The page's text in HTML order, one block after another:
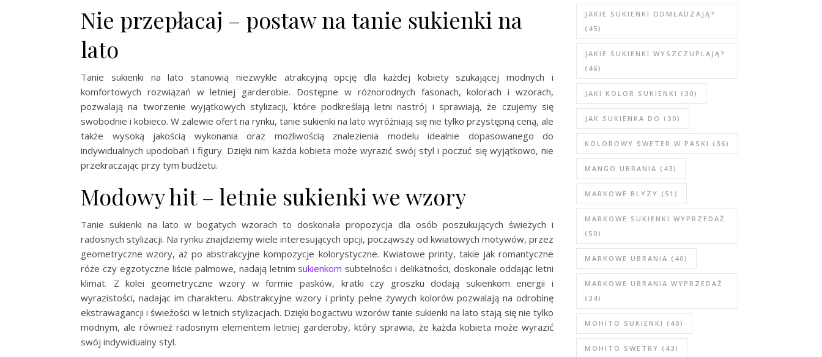
Nie przepłacaj – postaw na tanie sukienki na
lato
Tanie sukienki na lato stanowią niezwykle atrakcyjną opcję dla każdej kobiety szukającej modnych i
komfortowych rozwiązań w letniej garderobie. Dostępne w różnorodnych fasonach, kolorach i wzorach,
pozwalają na tworzenie wyjątkowych stylizacji, które podkreślają letni nastrój i sprawiają, że czujemy się
swobodnie i kobieco. W zalewie ofert na rynku, tanie sukienki na lato wyróżniają się nie tylko przystępną ceną, ale
także wysoką jakością wykonania oraz możliwością znalezienia modelu idealnie dopasowanego do
indywidualnych upodobań i figury. Dzięki nim każda kobieta może wyrazić swój styl i poczuć się wyjątkowo, nie
przekraczając przy tym budżetu.
Modowy hit – letnie sukienki we wzory
Tanie sukienki na lato w bogatych wzorach to doskonała propozycja dla osób poszukujących świeżych i
radosnych stylizacji. Na rynku znajdziemy wiele interesujących opcji, począwszy od kwiatowych motywów, przez
geometryczne wzory, aż po abstrakcyjne kompozycje kolorystyczne. Kwiatowe printy, takie jak romantyczne
róże czy egzotyczne liście palmowe, nadają letnimsukienkom subtelności i delikatności, doskonale oddając letni
klimat. Z kolei geometryczne wzory w formie pasków, kratki czy groszku dodają sukienkom energii i
wyrazistości, nadając im charakteru. Abstrakcyjne wzory i printy pełne żywych kolorów pozwalają na odrobinę
ekstrawagancji i świeżości w letnich stylizacjach. Dzięki bogactwu wzorów tanie sukienki na lato stają się nie tylko
modnym, ale również radosnym elementem letniej garderoby, który sprawia, że każda kobieta może wyrazić
swój indywidualny styl.
JAKIE SUKIENKI ODMŁADZAJĄ?
(45)
JAKIE SUKIENKI WYSZCZUPLAJĄ?
(46)
JAKI KOLOR SUKIENKI (30)
JAK SUKIENKA DO (30)
KOLOROWY SWETER W PASKI (36)
MANGO UBRANIA (43)
MARKOWE BLYZY (51)
MARKOWE SUKIENKI WYPRZEDAŻ
(50)
MARKOWE UBRANIA (40)
MARKOWE UBRANIA WYPRZEDAŻ
(34)
MOHITO SUKIENKI (40)
MOHITO SWETRY (43)